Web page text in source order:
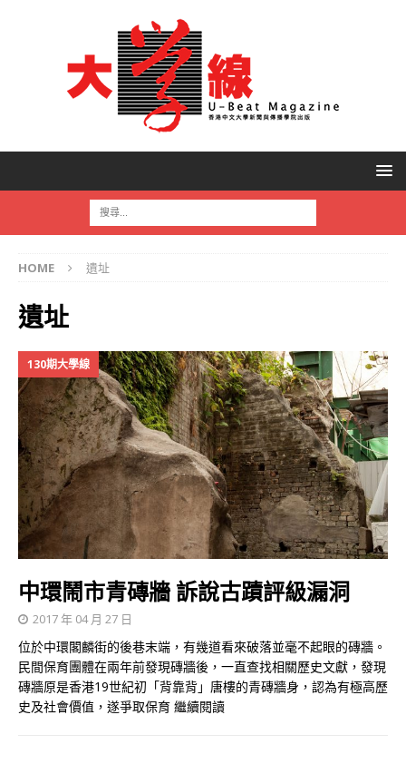
HOME 遺址
遺址
130期大學線
中環鬧市青磚牆 訴說古蹟評級漏洞
2017 年 04 月 27 日
位於中環閣麟街的後巷末端，有幾道看來破落並毫不起眼的磚牆。
民間保育團體在兩年前發現磚牆後，一直查找相關歷史文獻，發現
磚牆原是香港19世紀初「背靠背」唐樓的青磚牆身，認為有極高歷
史及社會價值，遂爭取保育 繼續閱讀